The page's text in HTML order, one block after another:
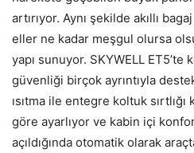
artırıyor. Aynı şekilde akıllı
eller ne kadar meşgul olursa
yapı sunuyor. SKYWELL
güvenliği birçok ayrıntıyla
ısıtma ile entegre koltuk
göre ayarlıyor ve kabin içi
açıldığında otomatik olarak